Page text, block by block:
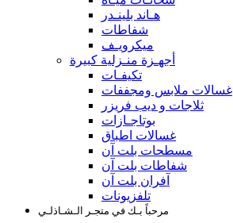
هـاند بلينـدر
شفاطات
ميكرويـف
أجهـزة منـزلية كبيرة
تكيفـات
غسالات ملابس ومجففات
ثلاجات و ديب فريزر
بوتاجـازات
غسالات اطباق
مسطحات بلت آن
شفاطات بلت آن
آفران بلت آن
تلفزيونات
مرحباً بـك في متجـر الـشـاذلـي